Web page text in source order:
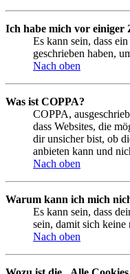
Ich habe mich vor einiger
Es kann sein, dass
geschrieben haben,
Nach oben
Was ist COPPA?
COPPA,
dass Websites, die
dir unsicher bist, ob
anbieten kann und
Nach oben
Warum kann ich mich
Es kann sein, dass
sein, damit sich
Nach oben